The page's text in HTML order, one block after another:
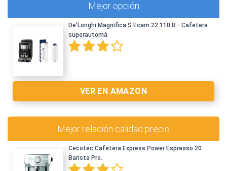
Mejor opción
De'Longhi Magnifica S Ecam 22.110.B - Cafetera
superautomá
VER EN AMAZON
Mejor relación calidad precio
Cecotec Cafetera Express Power Espresso 20
Barista Pro.